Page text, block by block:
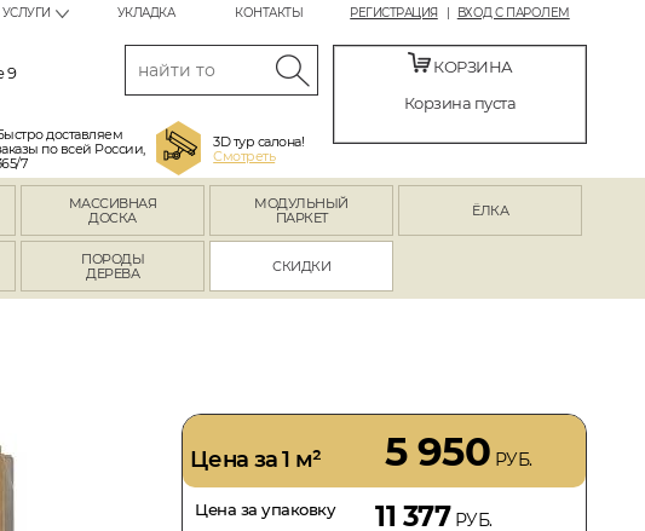
РЕГИСТРАЦИЯ ВХОД С ПАРОЛЕМ
УСЛУГИ УКЛАДКА КОНТАКТЫ
9
доставляем
по всей России,
7
3D тур салона!
Смотреть
КОРЗИНА
Корзина пуста
МАССИВНАЯ
ДОСКА
МОДУЛЬНЫЙ
ПАРКЕТ
ЁЛКА
ПОРОДЫ
ДЕРЕВА
СКИДКИ
Цена за 1 м² 5 950 РУБ.
Цена за упаковку 11 377 РУБ.